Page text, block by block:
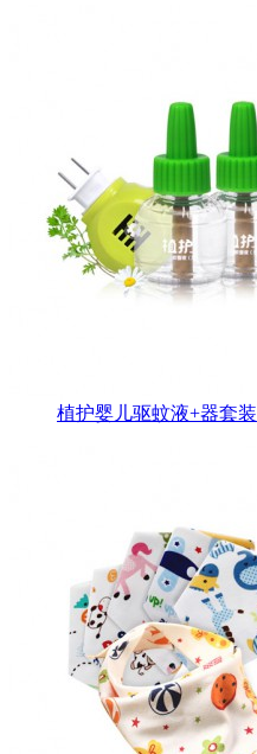
植护婴儿驱蚊液+器套装